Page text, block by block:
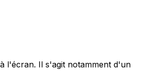
l'écran. Il s'agit notamment d'un